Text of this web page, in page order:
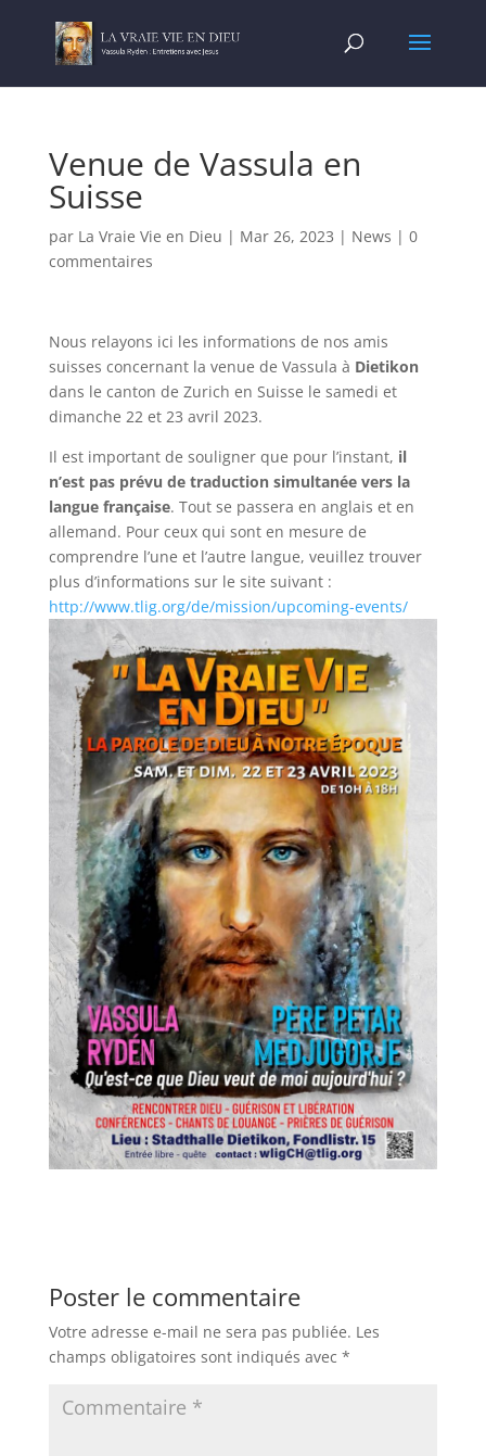
Venue de Vassula en
Suisse
par La Vraie Vie en Dieu | Mar 26, 2023 | News | 0
commentaires
Nous relayons ici les informations de nos amis
suisses concernant la venue de Vassula à Dietikon
dans le canton de Zurich en Suisse le samedi et
dimanche 22 et 23 avril 2023.
Il est important de souligner que pour l’instant, il
n’est pas prévu de traduction simultanée vers la
langue française. Tout se passera en anglais et en
allemand. Pour ceux qui sont en mesure de
comprendre l’une et l’autre langue, veuillez trouver
plus d’informations sur le site suivant :
http://www.tlig.org/de/mission/upcoming-events/
Poster le commentaire
Votre adresse e-mail ne sera pas publiée. Les
champs obligatoires sont indiqués avec *